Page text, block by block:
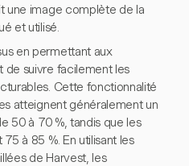
une image complète de la
et utilisé.
en permettant aux
suivre facilement les
Cette fonctionnalité
atteignent généralement un
50 à 70 %, tandis que les
à 85 %. En utilisant les
de Harvest, les